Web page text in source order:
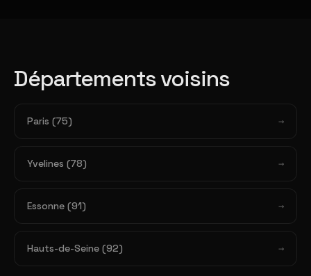
Départements voisins
Paris (75)
Yvelines (78)
Essonne (91)
Hauts-de-Seine (92)